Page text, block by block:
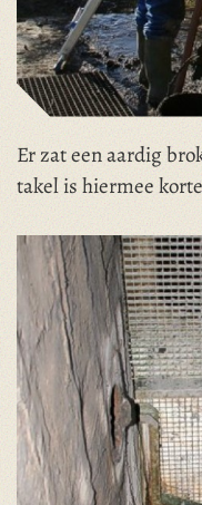
Er zat een aardig
takel is hiermee